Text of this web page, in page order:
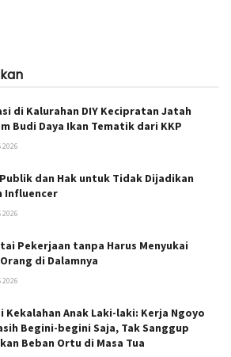
di Kalurahan DIY Kecipratan Jatah
Budi Daya Ikan Tematik dari KKP
2026
dan Hak untuk Tidak Dijadikan
Influencer
2026
Pekerjaan tanpa Harus Menyukai
di Dalamnya
2026
Kekalahan Anak Laki-laki: Kerja Ngoyo
Begini-begini Saja, Tak Sanggup
Beban Ortu di Masa Tua